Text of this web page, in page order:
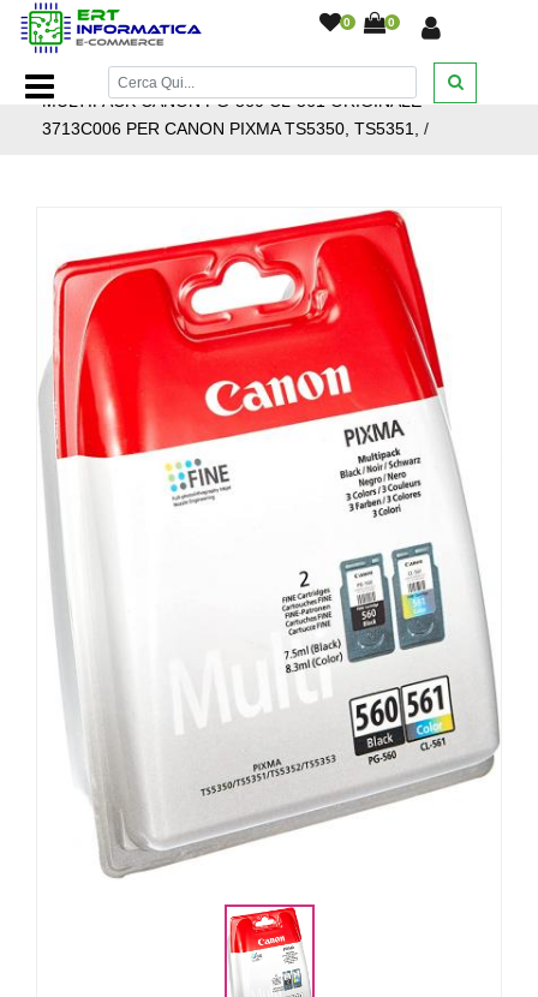
0 0
Home Page/Cartucce inkjet/Cartucce Inkjet Canon
/
MULTIPACK CANON PG-560 CL-561 ORIGINALE
3713C006 PER CANON PIXMA TS5350, TS5351,
/